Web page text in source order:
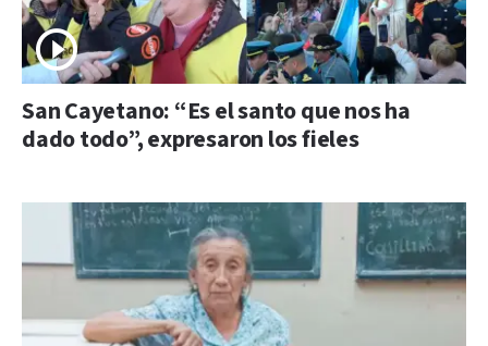
San Cayetano: “Es el santo que nos ha
dado todo”, expresaron los fieles